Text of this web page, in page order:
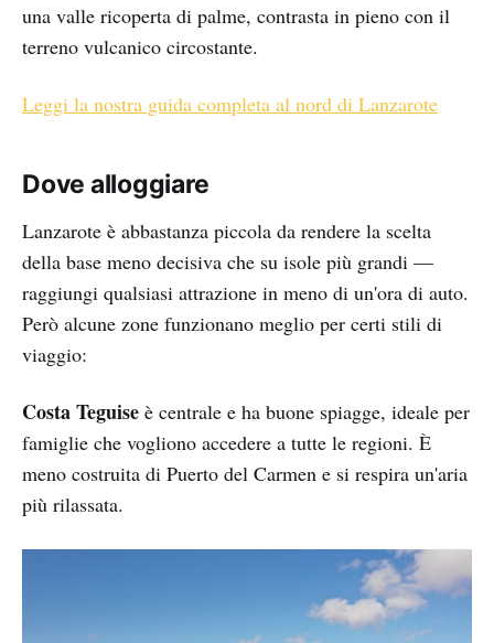
una valle ricoperta di palme, contrasta in pieno con il
terreno vulcanico circostante.
Leggi la nostra guida completa al nord di Lanzarote
Dove alloggiare
Lanzarote è abbastanza piccola da rendere la scelta
della base meno decisiva che su isole più grandi —
raggiungi qualsiasi attrazione in meno di un'ora di auto.
Però alcune zone funzionano meglio per certi stili di
viaggio:
Costa Teguise è centrale e ha buone spiagge, ideale per
famiglie che vogliono accedere a tutte le regioni. È
meno costruita di Puerto del Carmen e si respira un'aria
più rilassata.